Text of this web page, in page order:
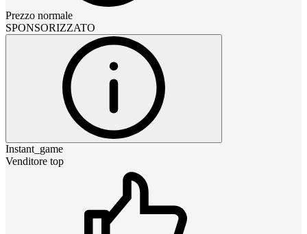
Prezzo normale
SPONSORIZZATO
Instant_game
Venditore top